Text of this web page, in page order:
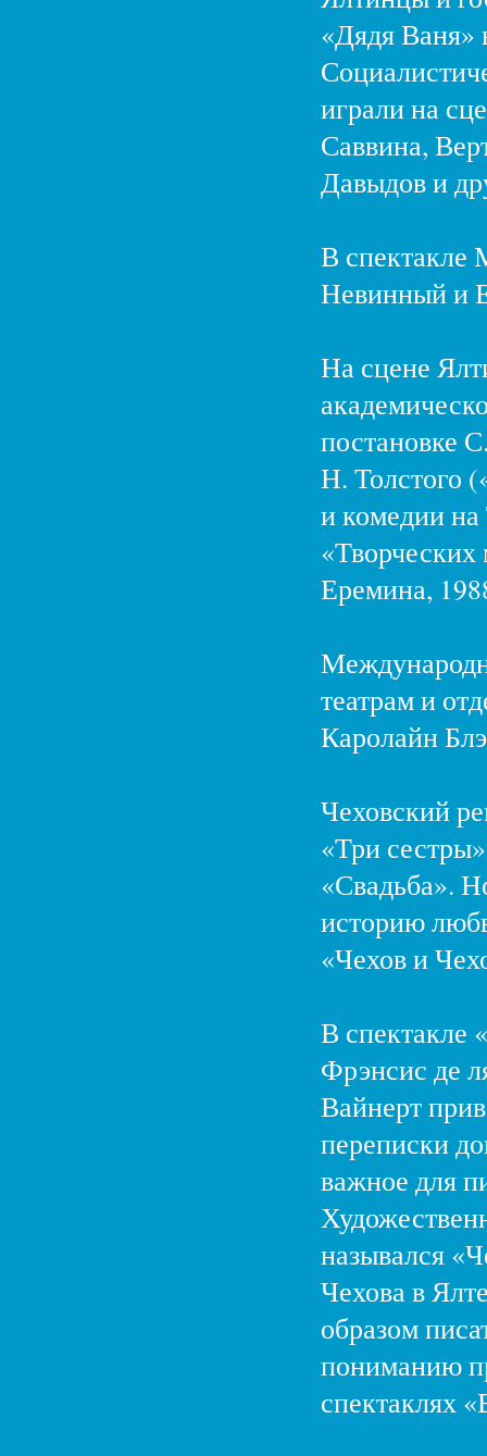
«Дядя Ваня»
играли на
Саввина,
Давыдов и
В спектакле
Невинный и
На сцене
постановке
Н. Толстого
и комедии
Еремина,
театрам и
Каролайн
Чеховский
«Три
«Свадьба».
историю
«Чехов и
В спектакле
Фрэнсис де
Вайнерт
переписки
важное для
назывался
Чехова в
образом
пониманию
спектаклях